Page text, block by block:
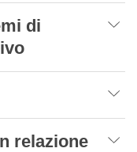
di
relazione